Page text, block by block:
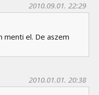
2010.09.01. 22:29
menti el. De aszem
2010.01.01. 20:38